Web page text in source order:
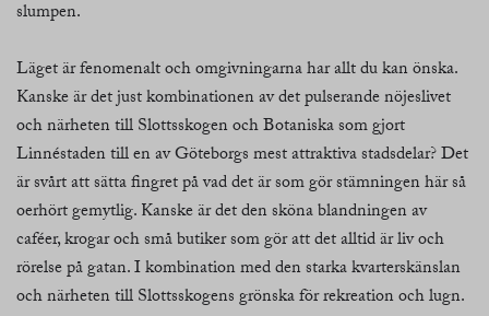
slumpen.
Läget är fenomenalt och omgivningarna har allt du kan önska.
Kanske är det just kombinationen av det pulserande nöjeslivet
och närheten till Slottsskogen och Botaniska som gjort
Linnéstaden till en av Göteborgs mest attraktiva stadsdelar? Det
är svårt att sätta fingret på vad det är som gör stämningen här så
oerhört gemytlig. Kanske är det den sköna blandningen av
caféer, krogar och små butiker som gör att det alltid är liv och
rörelse på gatan. I kombination med den starka kvarterskänslan
och närheten till Slottsskogens grönska för rekreation och lugn.